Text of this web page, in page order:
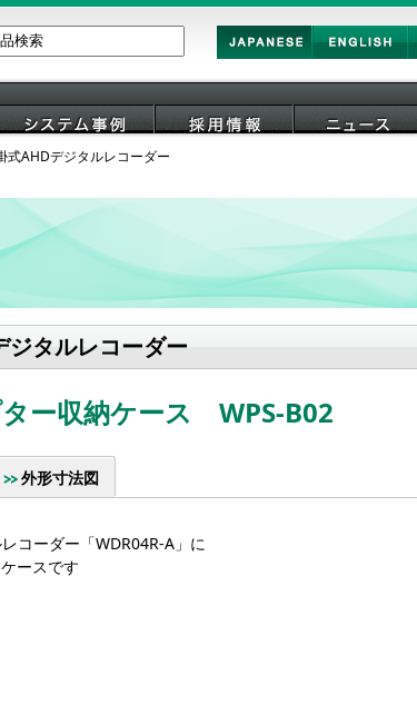
Japan English
システム事例
式AHDデジタルレコーダー
ジタルレコーダー
ー収納ケース WPS-B02
外形寸法図
コーダー「WDR04R-A」に
ースです